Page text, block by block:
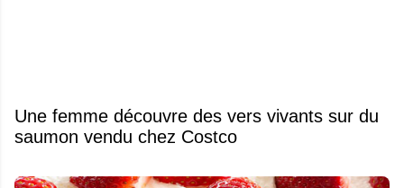
Une femme découvre des vers vivants sur du
saumon vendu chez Costco